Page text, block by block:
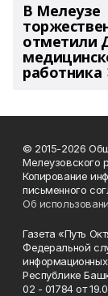
В Мелеузе
отметили
работника
© 2015-2026
Мелеузовского
Копирование
письменного
Об
Газета «Путь
Федеральной
Республике
02 - 01784 от